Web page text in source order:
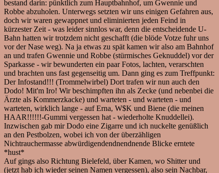
bestand darin: pünktlich zum Hauptbahnhof, um Gwennie und
Robbe abzuholen. Unterwegs setzten wir uns einigen Gefahren aus,
doch wir waren gewappnet und eliminierten jeden Feind in
kürzester Zeit - was leider sinnlos war, denn die entscheidende U-
Bahn hatten wir trotzdem nicht geschafft (die blöde Votze fuhr uns
vor der Nase weg). Na ja etwas zu spät kamen wir also am Bahnhof
an und trafen Gwennie und Robbe (stürmisches Geknuddel) vor der
Sparkasse - wir bewunderten ein paar Fotos, lachten, verarschten
und brachten uns fast gegenseitig um. Dann ging es zum Treffpunkt:
Der Infostand!!! (Trommelwirbel) Dort trafen wir nun auch den
Dodo! Mit'm Iro! Wir beschimpften ihn als Zecke (und nebenbei die
Ärzte als Kommerzkacke) und warteten - und warteten - und
warteten, wirklich lange - auf Erna, W$K und Biene (die meinen
HAAR!!!!!!-Gummi vergessen hat - wiederholte Knuddellei).
Inzwischen gab mir Dodo eine Zigarre und ich nuckelte genüßlich
an den Pestbolzen, wobei ich von der überzähligen
Nichtrauchermasse abwürdigendendnendnende Blicke erntete
*hust*
Auf gings also Richtung Bielefeld, über Kamen, wo Shitter und
(jetzt hab ich wieder seinen Namen vergessen), also sein Nachbar,